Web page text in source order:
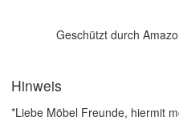
Geschützt durch
Hinweis
*Liebe Möbel Freunde, hiermit